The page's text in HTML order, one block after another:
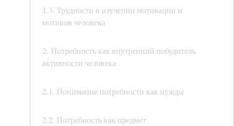
1.3. Трудности в изучении мотивации и
мотивов человека
2. Потребность как внутренний побудитель
активности человека
2.1. Понимание потребности как нужды
2.2. Потребность как предмет